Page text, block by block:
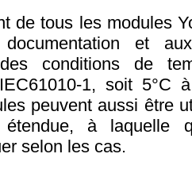
de tous les modules
et
conditions de
1, soit 5°C
peuvent aussi être
à laquelle
selon les cas.